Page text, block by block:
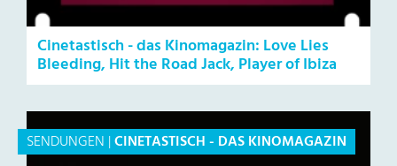
Cinetastisch - das Kinomagazin: Love Lies
Bleeding, Hit the Road Jack, Player of Ibiza
SENDUNGEN |CINETASTISCH - DAS KINOMAGAZIN